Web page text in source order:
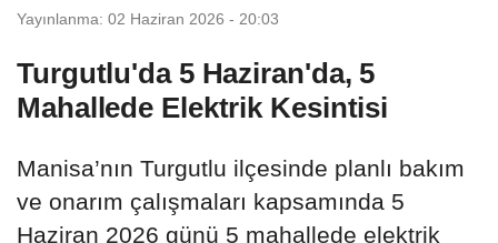
Yayınlanma: 02 Haziran 2026 - 20:03
Turgutlu'da 5 Haziran'da, 5
Mahallede Elektrik Kesintisi
Manisa’nın Turgutlu ilçesinde planlı bakım
ve onarım çalışmaları kapsamında 5
Haziran 2026 günü 5 mahallede elektrik